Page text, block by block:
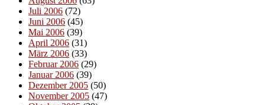
Juli 2006 (72)
Juni 2006 (45)
Mai 2006 (39)
April 2006 (31)
März 2006 (33)
Februar 2006 (29)
Januar 2006 (39)
Dezember 2005 (50)
November 2005 (47)